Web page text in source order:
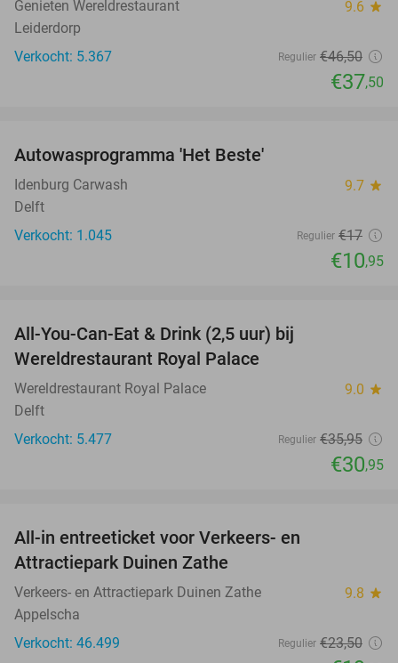
Genieten Wereldrestaurant 9.6 star
Leiderdorp
Verkocht: 5.367
Regulier €46,50
€37,50
Autowasprogramma 'Het Beste'
Idenburg Carwash 9.7 star
Delft
Verkocht: 1.045
Regulier €17
€10,95
All-You-Can-Eat & Drink (2,5 uur) bij
Wereldrestaurant Royal Palace
Wereldrestaurant Royal Palace 9.0 star
Delft
Verkocht: 5.477
Regulier €35,95
€30,95
All-in entreeticket voor Verkeers- en
Attractiepark Duinen Zathe
Verkeers- en Attractiepark Duinen Zathe 9.8 star
Appelscha
Verkocht: 46.499
Regulier €23,50